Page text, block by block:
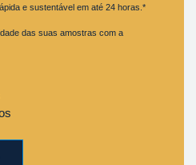
e sustentável em até 24 horas.*
das suas amostras com a